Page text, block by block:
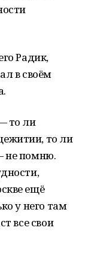
Радик,
в своём
то ли
то ли
не помню.
ещё
у него там
все свои